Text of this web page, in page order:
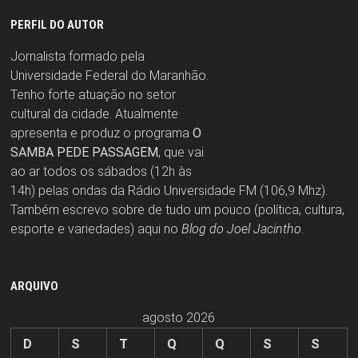
PERFIL DO AUTOR
Jornalista formado pela
Universidade Federal do Maranhão.
Tenho forte atuação no setor
cultural da cidade. Atualmente
apresenta e produz o programa O
SAMBA PEDE PASSAGEM, que vai
ao ar todos os sábados (12h às
14h) pelas ondas da Rádio Universidade FM (106,9 Mhz).
Também escrevo sobre de tudo um pouco (política, cultura,
esporte e variedades) aqui no Blog do Joel Jacintho.
ARQUIVO
agosto 2026
D
S T Q Q S S